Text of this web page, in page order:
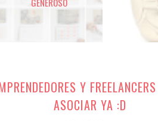
Y
ASOCIAR YA :D